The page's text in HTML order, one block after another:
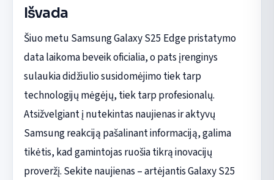
Išvada
Šiuo metu Samsung Galaxy S25 Edge pristatymo
data laikoma beveik oficialia, o pats įrenginys
sulaukia didžiulio susidomėjimo tiek tarp
technologijų mėgėjų, tiek tarp profesionalų.
Atsižvelgiant į nutekintas naujienas ir aktyvų
Samsung reakciją pašalinant informaciją, galima
tikėtis, kad gamintojas ruošia tikrą inovacijų
proveržį. Sekite naujienas – artėjantis Galaxy S25